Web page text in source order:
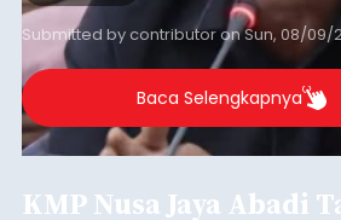
Submitted bycontributoronSun, 08/09/
Baca Selengkapnya
KMP Nusa Jaya Abadi